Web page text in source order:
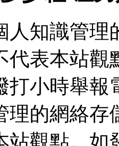
人知識管理
代表本站
打小時舉報
理的網絡存
站觀點。如